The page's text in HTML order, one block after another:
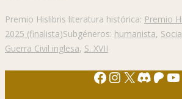
Premio Hislibris literatura histórica: Premio
2025 (finalista)Subgéneros: humanista,
Guerra Civil inglesa, S. XVII
Facebook
Instagram
X